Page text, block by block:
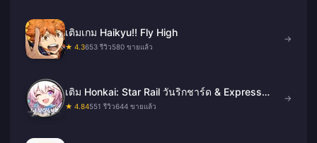
เติมเกม Haikyu!! Fly High
★ 4.3653 รีวิว580 ขายแล้ว
→
เติม Honkai: Star Rail วันริกชาร์ด & Express
Supply Pass
★ 4.84551 รีวิว644 ขายแล้ว
→